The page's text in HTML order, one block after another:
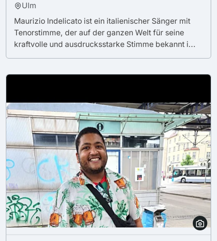
Ulm
Maurizio Indelicato ist ein italienischer Sänger mit
Tenorstimme, der auf der ganzen Welt für seine
kraftvolle und ausdrucksstarke Stimme bekannt i...